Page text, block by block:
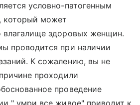
условно-патогенным
который может
влагалище здоровых женщин.
проводится при наличии
К сожалению, вы не
проходили
проведение
" умри все живое" приводит к